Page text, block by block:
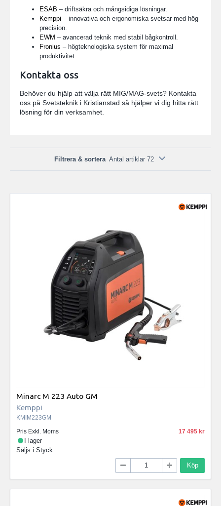
ESAB – driftsäkra och mångsidiga lösningar.
Kemppi – innovativa och ergonomiska svetsar med hög
precision.
EWM – avancerad teknik med stabil bågkontroll.
Fronius – högteknologiska system för maximal
produktivitet.
Kontakta oss
Behöver du hjälp att välja rätt MIG/MAG-svets? Kontakta
oss på Svetsteknik i Kristianstad så hjälper vi dig hitta rätt
lösning för din verksamhet.
Filtrera & sortera Antal artiklar 72
Minarc M 223 Auto GM
Kemppi
KMIM223GM
Pris Exkl. Moms
17 495
I lager
Säljs i Styck
Köp